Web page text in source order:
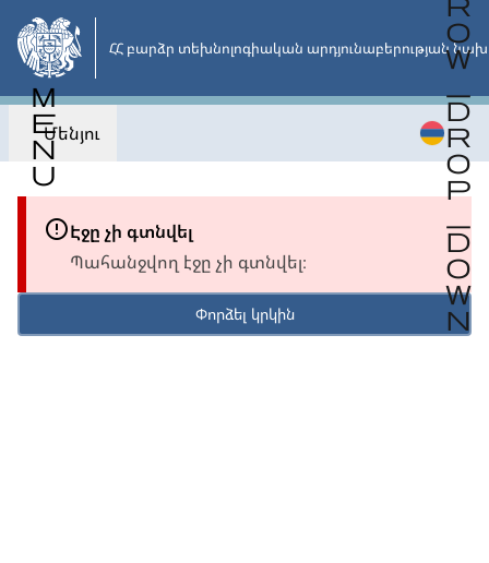
Անցնել
հիմնական
բովանդակությանը
ՀՀ բարձր տեխնոլոգիական արդյունաբերության
Մենյու
Էջը չի գտնվել
Պահանջվող էջը չի գտնվել։
Փորձել կրկին